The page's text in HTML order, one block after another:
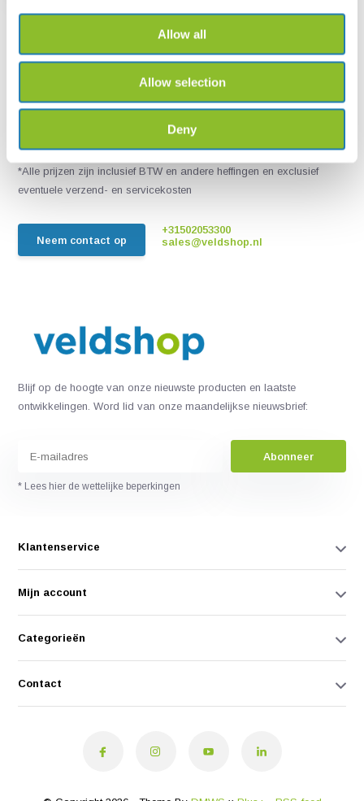
Allow all
Allow selection
Deny
Live chat
Chat met een van onze medewerkers
*Alle prijzen zijn inclusief BTW en andere heffingen en exclusief
eventuele verzend- en servicekosten
Neem contact op
+31502053300
sales@veldshop.nl
Blijf op de hoogte van onze nieuwste producten en laatste
ontwikkelingen. Word lid van onze maandelijkse nieuwsbrief:
Abonneer
* Lees hier de wettelijke beperkingen
Klantenservice
Mijn account
Categorieën
Contact